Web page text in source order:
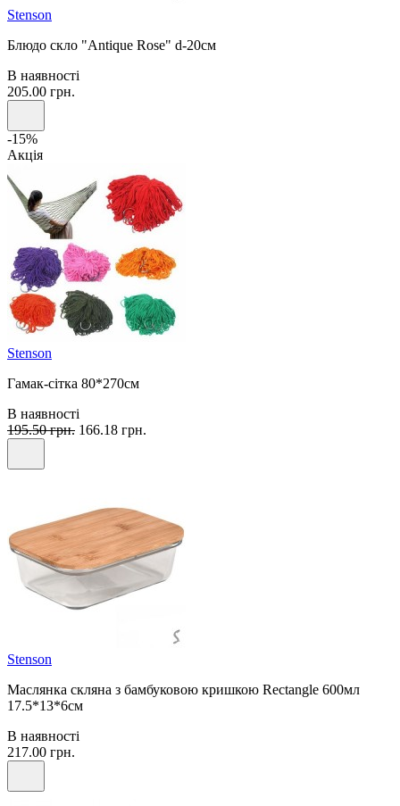
Stenson
Блюдо скло "Antique Rose" d-20см
В наявності
205.00 грн.
-15%
Акція
Stenson
Гамак-сітка 80*270см
В наявності
195.50 грн. 166.18 грн.
Stenson
Маслянка скляна з бамбуковою кришкою Rectangle 600мл
17.5*13*6см
В наявності
217.00 грн.